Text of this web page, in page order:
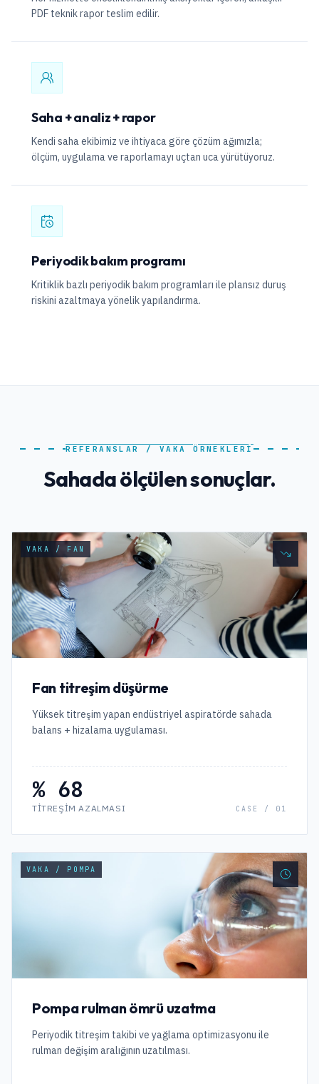
PDF teknik rapor teslim edilir.
Saha + analiz + rapor
Kendi saha ekibimiz ve ihtiyaca göre çözüm ağımızla;
ölçüm, uygulama ve raporlamayı uçtan uca yürütüyoruz.
Periyodik bakım programı
Kritiklik bazlı periyodik bakım programları ile plansız duruş
riskini azaltmaya yönelik yapılandırma.
REFERANSLAR / VAKA ÖRNEKLERİ
Sahada ölçülen sonuçlar.
VAKA / FAN
Fan titreşim düşürme
Yüksek titreşim yapan endüstriyel aspiratörde sahada
balans + hizalama uygulaması.
% 68
TITREŞIM AZALMASI CASE / 01
VAKA / POMPA
Pompa rulman ömrü uzatma
Periyodik titreşim takibi ve yağlama optimizasyonu ile
rulman değişim aralığının uzatılması.